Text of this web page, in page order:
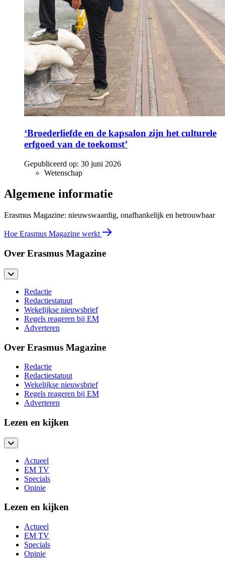
‘Broederliefde en de kapsalon zijn het culturele
erfgoed van de toekomst’
Gepubliceerd op: 30 juni 2026
Wetenschap
Algemene informatie
Erasmus Magazine: nieuwswaardig, onafhankelijk en betrouwbaar
Hoe Erasmus Magazine werkt
Over Erasmus Magazine
Redactie
Redactiestatuut
Wekelijkse nieuwsbrief
Regels reageren bij EM
Adverteren
Over Erasmus Magazine
Redactie
Redactiestatuut
Wekelijkse nieuwsbrief
Regels reageren bij EM
Adverteren
Lezen en kijken
Actueel
EM TV
Specials
Opinie
Lezen en kijken
Actueel
EM TV
Specials
Opinie